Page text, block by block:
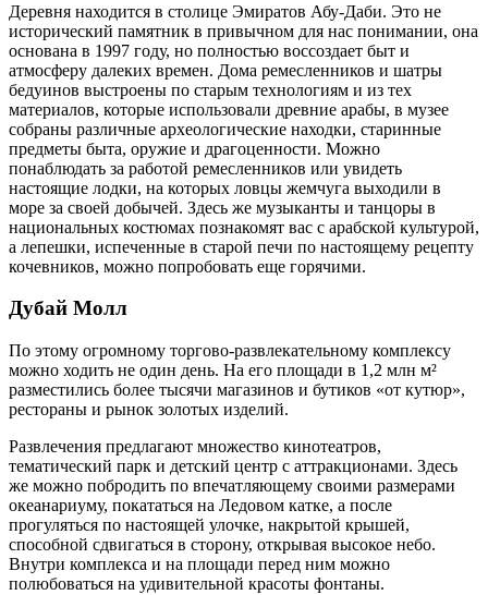
Деревня находится в столице Эмиратов Абу-Даби. Это не
исторический памятник в привычном для нас понимании, она
основана в 1997 году, но полностью воссоздает быт и
атмосферу далеких времен. Дома ремесленников и шатры
бедуинов выстроены по старым технологиям и из тех
материалов, которые использовали древние арабы, в музее
собраны различные археологические находки, старинные
предметы быта, оружие и драгоценности. Можно
понаблюдать за работой ремесленников или увидеть
настоящие лодки, на которых ловцы жемчуга выходили в
море за своей добычей. Здесь же музыканты и танцоры в
национальных костюмах познакомят вас с арабской культурой,
а лепешки, испеченные в старой печи по настоящему рецепту
кочевников, можно попробовать еще горячими.
Дубай Молл
По этому огромному торгово-развлекательному комплексу
можно ходить не один день. На его площади в 1,2 млн м²
разместились более тысячи магазинов и бутиков «от кутюр»,
рестораны и рынок золотых изделий.
Развлечения предлагают множество кинотеатров,
тематический парк и детский центр с аттракционами. Здесь
же можно побродить по впечатляющему своими размерами
океанариуму, покататься на Ледовом катке, а после
прогуляться по настоящей улочке, накрытой крышей,
способной сдвигаться в сторону, открывая высокое небо.
Внутри комплекса и на площади перед ним можно
полюбоваться на удивительной красоты фонтаны.